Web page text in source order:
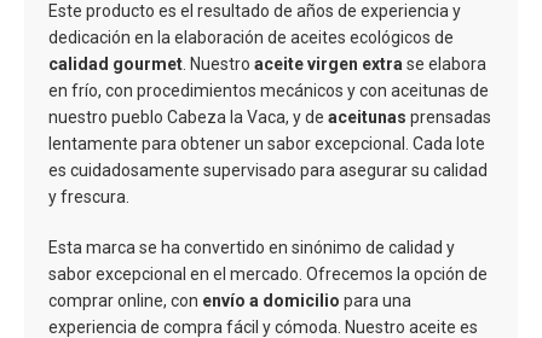
Este producto es el resultado de años de experiencia y
dedicación en la elaboración de aceites ecológicos de
calidad gourmet . Nuestro aceite virgen extra se elabora
en frío, con procedimientos mecánicos y con aceitunas de
nuestro pueblo Cabeza la Vaca, y de aceitunas prensadas
lentamente para obtener un sabor excepcional. Cada lote
es cuidadosamente supervisado para asegurar su calidad
y frescura.
Esta marca se ha convertido en sinónimo de calidad y
sabor excepcional en el mercado. Ofrecemos la opción de
comprar online, con envío a domicilio para una
experiencia de compra fácil y cómoda. Nuestro aceite es